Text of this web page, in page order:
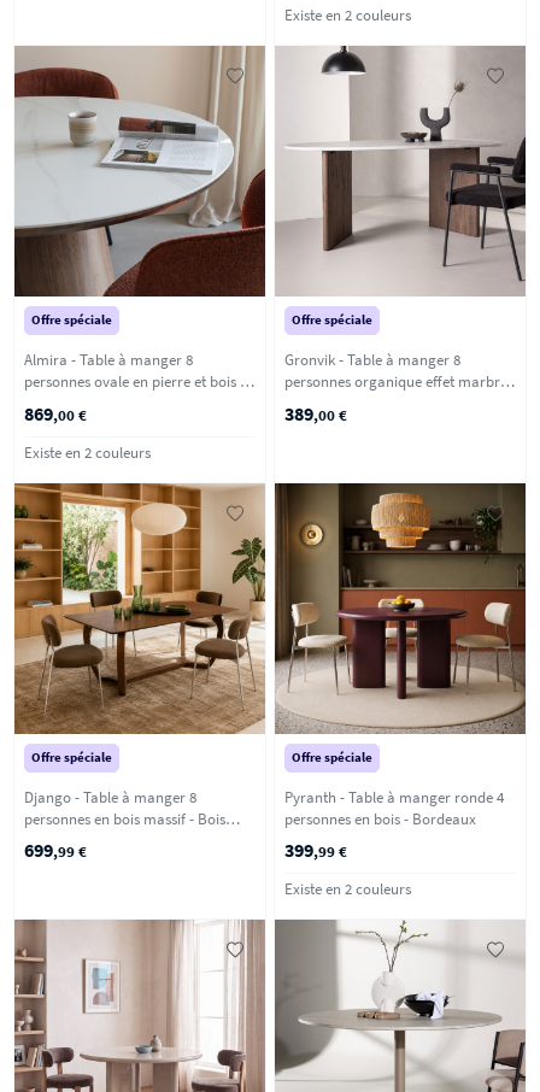
Existe en 2 couleurs
Offre spéciale
Almira - Table à manger 8
personnes ovale en pierre et bois -
869,00 €
Existe en 2 couleurs
Offre spéciale
Gronvik - Table à manger 8
personnes organique effet marbre -
389,00 €
Offre spéciale
Django - Table à manger 8
personnes en bois massif - Bois
foncé
699,99 €
Offre spéciale
Pyranth - Table à manger ronde 4
personnes en bois - Bordeaux
399,99 €
Existe en 2 couleurs